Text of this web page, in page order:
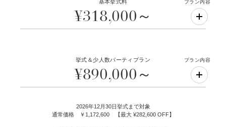
基本挙式料
¥318,000～
プラン内容
挙式＆少人数パーティプラン
¥890,000～
2026年12月30日挙式まで対象
通常価格 ￥1,172,600 【最大 ¥282,600 OFF】
プラン内容